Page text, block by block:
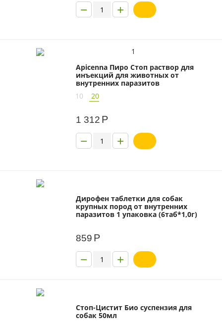
+
−
1
Apicenna Пиро Стоп раствор для
инъекций для животных от
внутренних паразитов
10
20
1 312 Р
+
−
Дирофен таблетки для собак
крупных пород от внутренних
паразитов 1 упаковка (6таб*1,0г)
859 Р
+
−
Стоп-Цистит Био суспензия для
собак 50мл